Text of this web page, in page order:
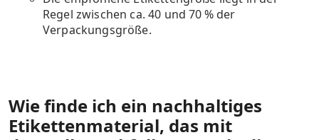
Regel zwischen ca. 40 und 70 % der
Verpackungsgröße.
Wie finde ich ein nachhaltiges
Etikettenmaterial, das mit